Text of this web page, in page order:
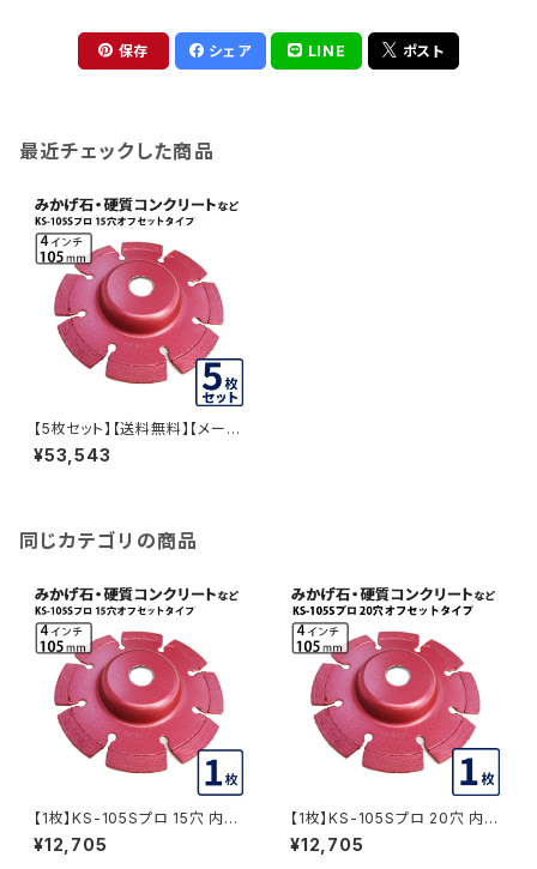
保存 シェア LINE ポスト
最近チェックした商品
【5枚セット】【送料無料】【メーカ
ー廃番の為在庫品限り】KSダイ
ヤセグメント KS-105Sプロ 15
ワ切り コーナーカット 水平切断
KS-105SPRO-OF15-05
¥53,543
同じカテゴリの商品
【1枚】KS-105Sプロ 15穴 内径1
5mm オフセットタイプ(ハットタ
イプ) KSダイヤセグメント (ks-1
¥12,705
【1枚】KS-105Sプロ 20穴 内径
20mm オフセットタイプ(ハット
タイプ) KSダイヤセグメント (ks
¥12,705